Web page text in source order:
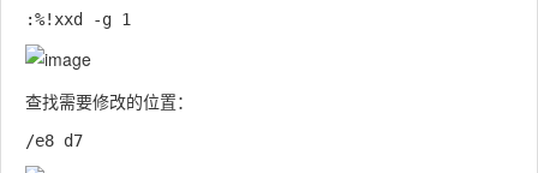
查找需要修改的位置：